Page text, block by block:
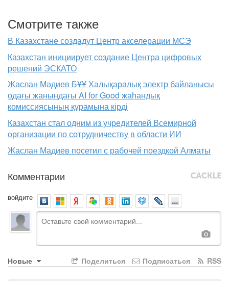
Смотрите также
В Казахстане создадут Центр акселерации МСЭ
Казахстан инициирует создание Центра цифровых
решений ЭСКАТО
Жаслан Мәдиев БҰҰ Халықаралық электр байланысы
одағы жанындағы AI for Good жаһандық
комиссиясының құрамына кірді
Казахстан стал одним из учредителей Всемирной
организации по сотрудничеству в области ИИ
Жаслан Мадиев посетил с рабочей поездкой Алматы
Комментарии
войдите
Новые RSS
Подписаться
Поделиться